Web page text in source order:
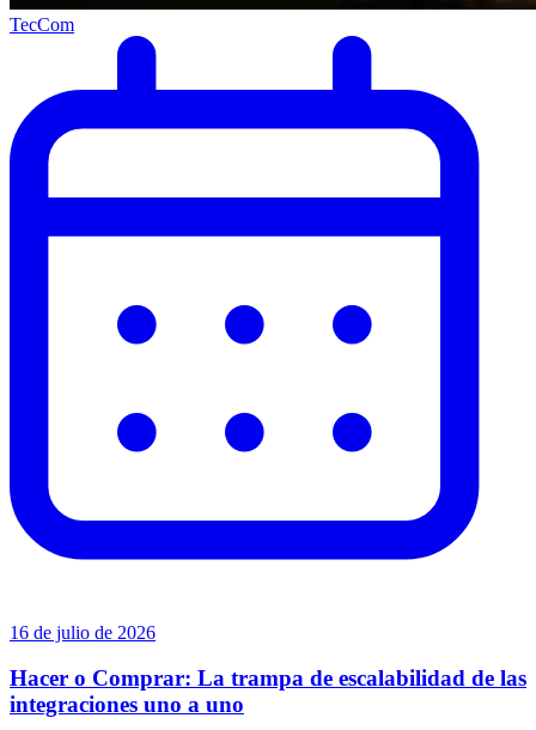
TecCom
16 de julio de 2026
Hacer o Comprar: La trampa de escalabilidad de las
integraciones uno a uno